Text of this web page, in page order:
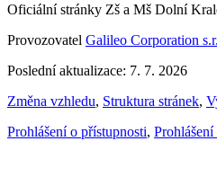
Oficiální stránky Zš a Mš Dolní
Provozovatel Galileo Corporation
Poslední aktualizace: 7. 7. 2026
Změna vzhledu, Struktura stránek,
Prohlášení o přístupnosti,